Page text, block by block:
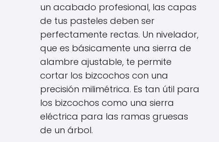
un acabado profesional, las capas
de tus pasteles deben ser
perfectamente rectas. Un nivelador,
que es básicamente una sierra de
alambre ajustable, te permite
cortar los bizcochos con una
precisión milimétrica. Es tan útil para
los bizcochos como una sierra
eléctrica para las ramas gruesas
de un árbol.